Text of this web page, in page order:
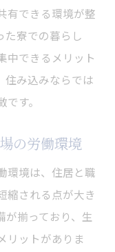
有できる環境が整
た寮での暮らし
中できるメリット
住み込みならでは
す。
の労働環境
環境は、住居と職
縮される点が大き
が揃っており、生
リットがありま